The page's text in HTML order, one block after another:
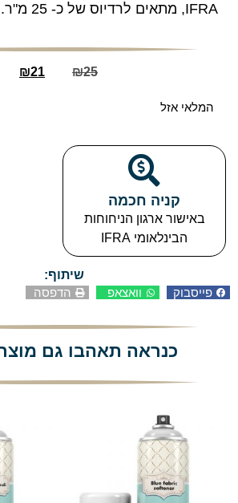
IFRA, מתאים לרדיוס של כ- 25 מ"ר. תכולה: 270 מ"ל
₪25
₪21
המלאי אזל
קניה חכמה​
באישור ארגון הניחוחות
הבינלאומי IFRA
שיתוף:
פייסבוק
וואצאפ הדפסה
כנראה תאהבו גם